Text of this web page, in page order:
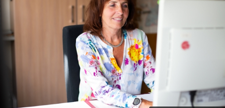
Sozialdienste & Zuweisende
Erweiterte Suche
Gebärdensprache
Leichte Sprache